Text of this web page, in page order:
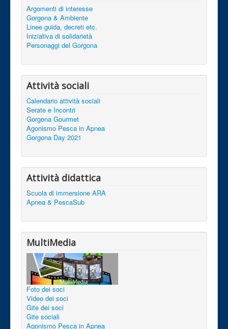
Argomenti di interesse
Gorgona & Ambiente
Linee guida, decreti etc.
Iniziativa di solidarietà
Personaggi del Gorgona
Attività sociali
Calendario attività sociali
Serate e Incontri
Gorgona Gourmet
Agonismo Pesca in Apnea
Gorgona Day 2021
Attività didattica
Scuola di immersione ARA
Apnea & PescaSub
MultiMedia
Foto dei soci
Video dei soci
Gite dei soci
Gite sociali
Agonismo Pesca in Apnea